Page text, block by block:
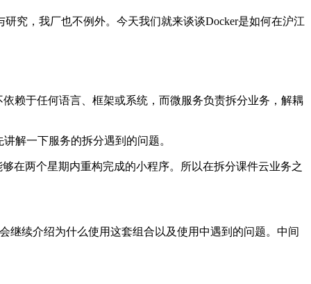
究，我厂也不例外。今天我们就来谈谈Docker是如何在沪江
赖于任何语言、框架或系统，而微服务负责拆分业务，解耦
解一下服务的拆分遇到的问题。
在两个星期内重构完成的小程序。所以在拆分课件云业务之
继续介绍为什么使用这套组合以及使用中遇到的问题。中间